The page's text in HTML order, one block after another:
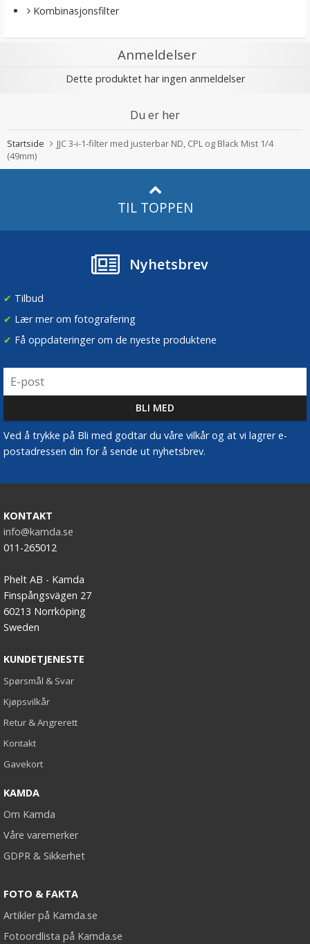
Kombinasjonsfilter
Anmeldelser
Dette produktet har ingen anmeldelser
Du er her
Startside
JJC 3-i-1-filter med justerbar ND, CPL og Black Mist 1/4
(49mm)
TIL TOPPEN
Nyhetsbrev
✔ Tilbud
✔ Lær mer om fotografering
✔ Få oppdateringer om de nyeste produktene
Ved å trykke på Bli med godtar du våre vilkår og at vi lagrer e-
postadressen din for å sende ut nyhetsbrev.
KONTAKT
info@kamda.se
011-265012
Phelt AB - Kamda
Finspångsvägen 27
60213 Norrköping
Sweden
KUNDETJENESTE
Spørsmål & Svar
Kjøpsvilkår
Retur & Angrerett
Kontakt
Gavekort
KAMDA
Om Kamda
Våre varemerker
GDPR & Sikkerhet
FOTO & FAKTA
Artikler på Kamda.se
Fotoordlista på Kamda.se